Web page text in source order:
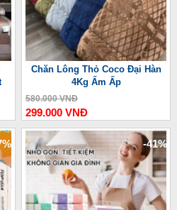
Chăn Lông Thỏ Coco Đại Hàn
4Kg Ấm Ấp
580.000 VNĐ
299.000 VNĐ
-41%